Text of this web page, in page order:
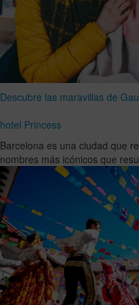
Descubre las maravillas de
hotel Princess
Barcelona es una ciudad que
nombres más icónicos que